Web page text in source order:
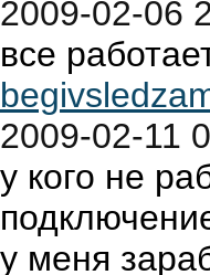
2009-02-06
все
2009-02-11
у кого не
у меня